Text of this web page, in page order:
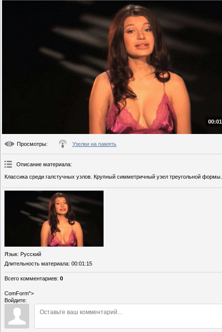
Просмотры: Узелки на память
Описание материала:
Классика среди галстучных узлов. Крупный симметричный узел треугольной формы.
Язык: Русский
Длительность материала: 00:01:15
Всего комментариев: 0
ComForm">
Войдите: